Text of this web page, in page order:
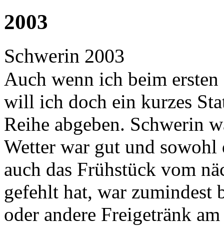
2003
Schwerin 2003
Auch wenn ich beim
will ich doch ein kurzes
Reihe abgeben. Schwerin
Wetter war gut und sowohl
auch das Frühstück vom
gefehlt hat, war zumindest
oder andere Freigetränk